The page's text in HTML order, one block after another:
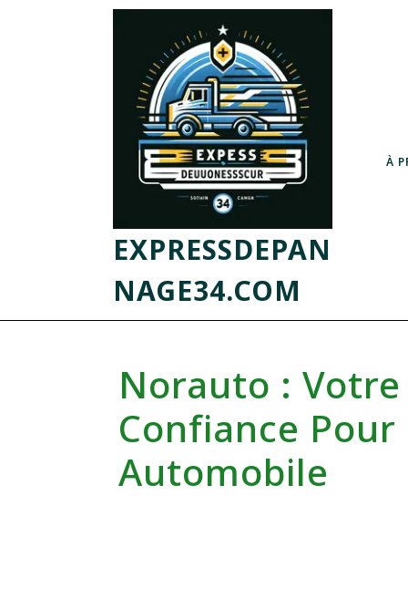
EXPRESSDEPAN
NAGE34.COM
À
Norauto :
Confiance Pour
Automobile